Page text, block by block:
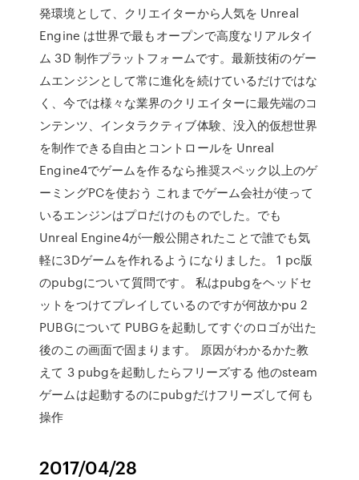
発環境として、クリエイターから人気を Unreal
Engine は世界で最もオープンで高度なリアルタイ
ム 3D 制作プラットフォームです。最新技術のゲー
ムエンジンとして常に進化を続けているだけではな
く、今では様々な業界のクリエイターに最先端のコ
ンテンツ、インタラクティブ体験、没入的仮想世界
を制作できる自由とコントロールを Unreal
Engine4でゲームを作るなら推奨スペック以上のゲ
ーミングPCを使おう これまでゲーム会社が使って
いるエンジンはプロだけのものでした。でも
Unreal Engine4が一般公開されたことで誰でも気
軽に3Dゲームを作れるようになりました。 1 pc版
のpubgについて質問です。 私はpubgをヘッドセ
ットをつけてプレイしているのですが何故かpu 2
PUBGについて PUBGを起動してすぐのロゴが出た
後のこの画面で固まります。 原因がわかるかた教
えて 3 pubgを起動したらフリーズする 他のsteam
ゲームは起動するのにpubgだけフリーズして何も
操作
2017/04/28